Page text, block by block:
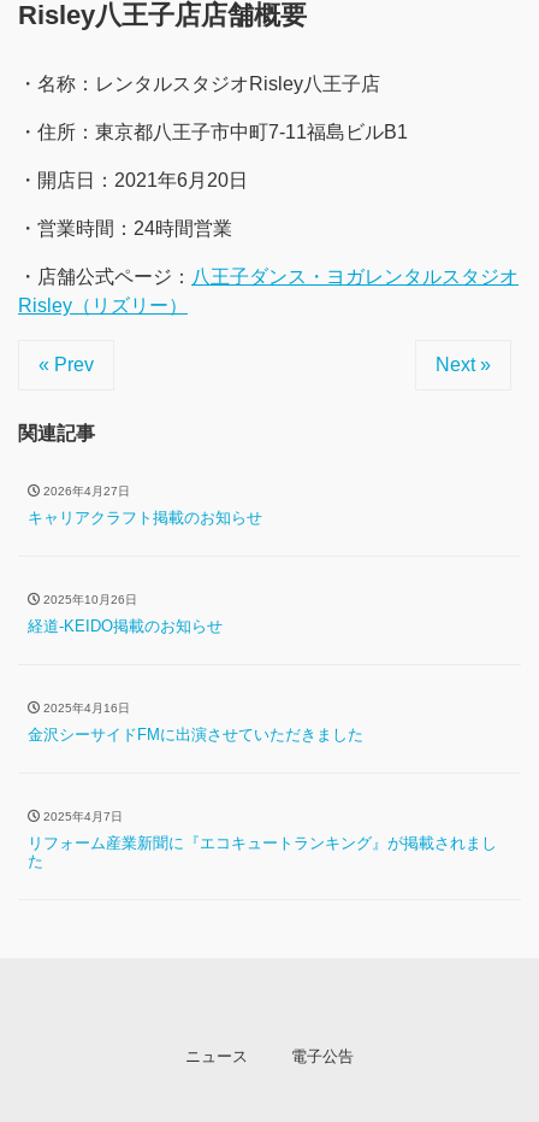
Risley八王子店店舗概要
・名称：レンタルスタジオRisley八王子店
・住所：東京都八王子市中町7-11福島ビルB1
・開店日：2021年6月20日
・営業時間：24時間営業
・店舗公式ページ： 八王子ダンス・ヨガレンタルスタジオ
Risley（リズリー）
« Prev Next »
関連記事
2026年4月27日
キャリアクラフト掲載のお知らせ
2025年10月26日
経道-KEIDO掲載のお知らせ
2025年4月16日
金沢シーサイドFMに出演させていただきました
2025年4月7日
リフォーム産業新聞に『エコキュートランキング』が掲載されまし
た
ニュース 電子公告